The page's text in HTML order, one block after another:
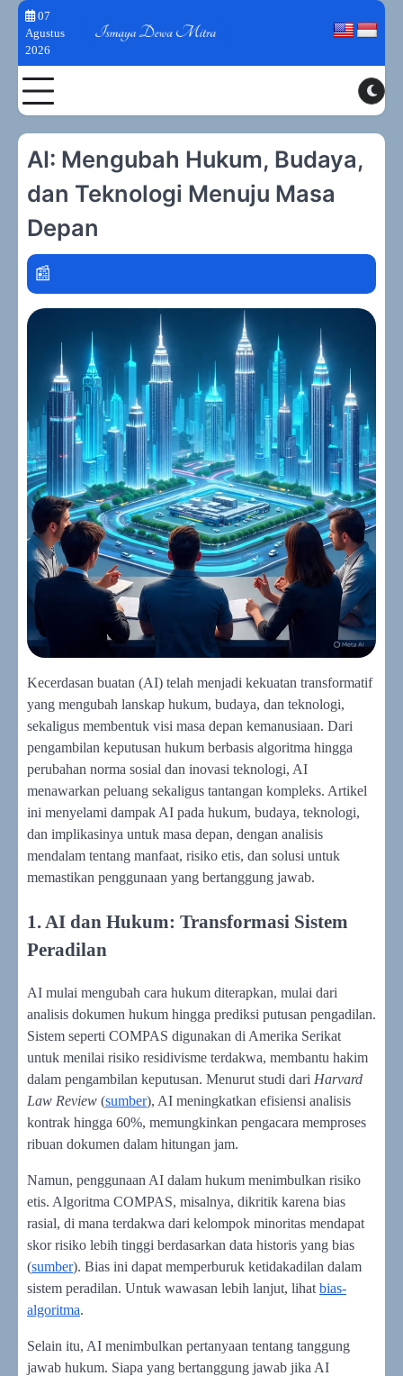
Skip
content
07
Agustus
2026
Toggle
AI: Mengubah Hukum, Budaya,
dan Teknologi Menuju Masa
Depan
Kecerdasan buatan (AI) telah menjadi kekuatan transformatif
yang mengubah lanskap hukum, budaya, dan teknologi,
sekaligus membentuk visi masa depan kemanusiaan. Dari
pengambilan keputusan hukum berbasis algoritma hingga
perubahan norma sosial dan inovasi teknologi, AI
menawarkan peluang sekaligus tantangan kompleks. Artikel
ini menyelami dampak AI pada hukum, budaya, teknologi,
dan implikasinya untuk masa depan, dengan analisis
mendalam tentang manfaat, risiko etis, dan solusi untuk
memastikan penggunaan yang bertanggung jawab.
1. AI dan Hukum: Transformasi Sistem
Peradilan
AI mulai mengubah cara hukum diterapkan, mulai dari
analisis dokumen hukum hingga prediksi putusan pengadilan.
Sistem seperti COMPAS digunakan di Amerika Serikat
untuk menilai risiko residivisme terdakwa, membantu hakim
dalam pengambilan keputusan. Menurut studi dari Harvard
Law Review (sumber), AI meningkatkan efisiensi analisis
kontrak hingga 60%, memungkinkan pengacara memproses
ribuan dokumen dalam hitungan jam.
Namun, penggunaan AI dalam hukum menimbulkan risiko
etis. Algoritma COMPAS, misalnya, dikritik karena bias
rasial, di mana terdakwa dari kelompok minoritas mendapat
skor risiko lebih tinggi berdasarkan data historis yang bias
(sumber). Bias ini dapat memperburuk ketidakadilan dalam
sistem peradilan. Untuk wawasan lebih lanjut, lihat bias-
algoritma.
Selain itu, AI menimbulkan pertanyaan tentang tanggung
jawab hukum. Siapa yang bertanggung jawab jika AI